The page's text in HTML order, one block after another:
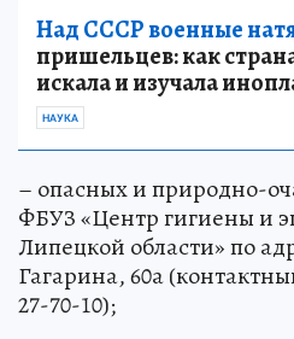
Над СССР военные
пришельцев: как
искала и изучала
НАУКА
– опасных и природно-
ФБУЗ «Центр гигиены и
Липецкой области» по
Гагарина, 60а
27-70-10);